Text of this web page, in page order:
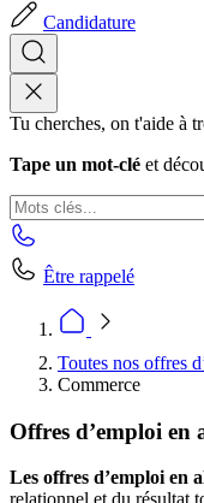
Candidature
Tu cherches, on t'aide à
Tape un mot-clé et
Être rappelé
Toutes nos offres
Commerce
Offres d’emploi en
Les offres d’emploi en